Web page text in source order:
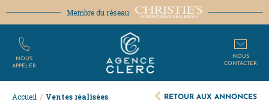
Accueil / Ventes réalisées RETOUR AUX ANNONCES
Membre du réseau
NOUS
APPELER
NOUS
CONTACTER